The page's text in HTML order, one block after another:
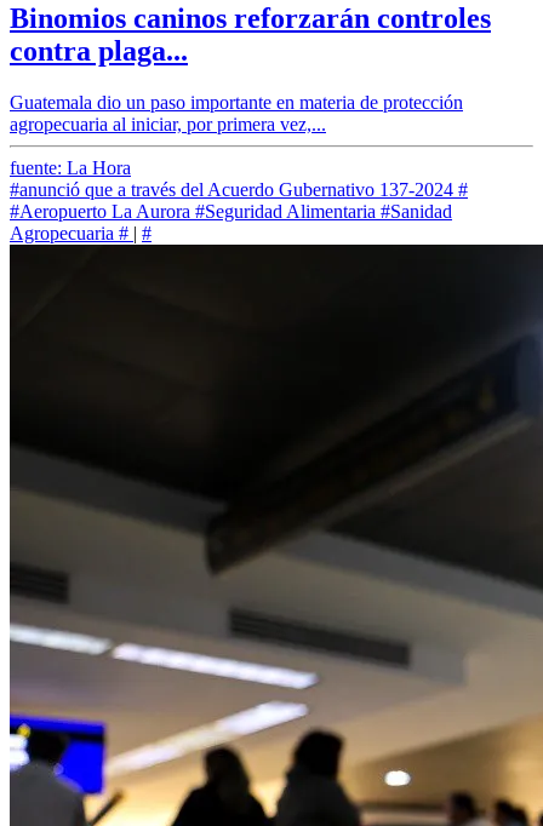
Binomios caninos reforzarán controles
contra plaga...
Guatemala dio un paso importante en materia de protección
agropecuaria al iniciar, por primera vez,...
fuente: La Hora
#anunció que a través del Acuerdo Gubernativo 137-2024 #
#Aeropuerto La Aurora #Seguridad Alimentaria #Sanidad
Agropecuaria # | #